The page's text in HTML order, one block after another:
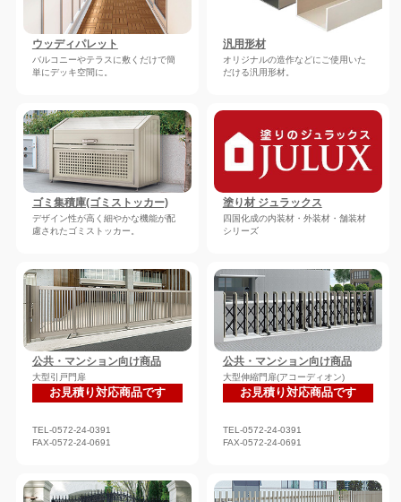
ウッディパレット
バルコニーやテラスに敷くだけで簡
単にデッキ空間に。
汎用形材
オリジナルの造作などにご使用いた
だける汎用形材。
ゴミ集積庫(ゴミストッカー)
デザイン性が高く細やかな機能が配
慮されたゴミストッカー。
塗り材 ジュラックス
四国化成の内装材・外装材・舗装材
シリーズ
公共・マンション向け商品
大型引戸門扉
お見積り対応商品です
TEL-0572-24-0391
FAX-0572-24-0691
公共・マンション向け商品
大型伸縮門扉(アコーディオン)
お見積り対応商品です
TEL-0572-24-0391
FAX-0572-24-0691